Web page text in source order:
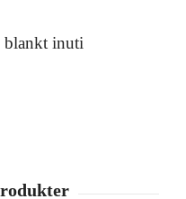
blankt inuti